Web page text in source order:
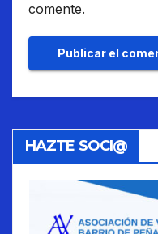
comente.
HAZTE SOCI@